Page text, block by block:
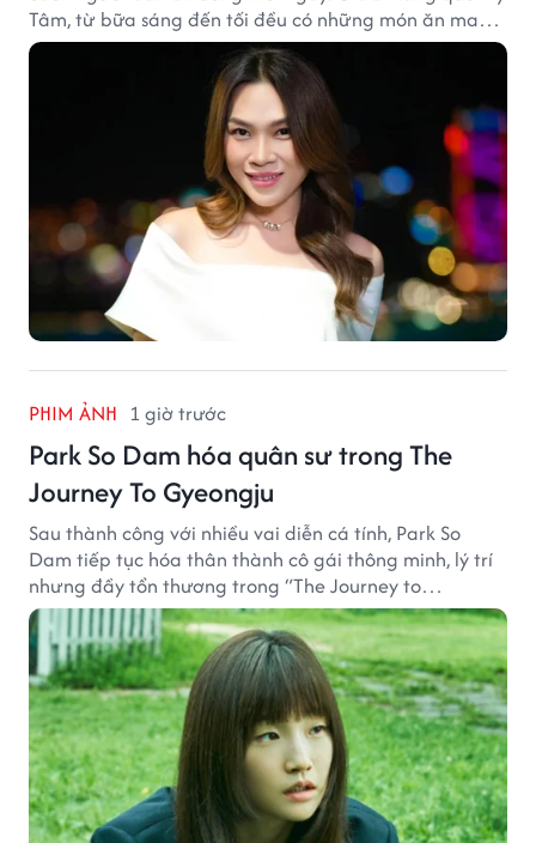
Tâm, từ bữa sáng đến tối đều có những món ăn mang
đậm dấu ấn miền Trung.
PHIM ẢNH 1 giờ trước
Park So Dam hóa quân sư trong The
Journey To Gyeongju
Sau thành công với nhiều vai diễn cá tính, Park So
Dam tiếp tục hóa thân thành cô gái thông minh, lý trí
nhưng đầy tổn thương trong “The Journey to
Gyeongju”.